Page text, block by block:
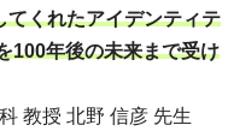
てくれたアイデンティテ
100年後の未来まで受け
教授 北野 信彦 先生